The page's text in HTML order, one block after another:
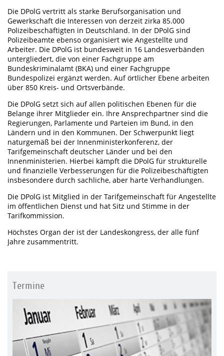
Die DPolG vertritt als starke Berufsorganisation und
Gewerkschaft die Interessen von derzeit zirka 85.000
Polizeibeschäftigten in Deutschland. In der DPolG sind
Polizeibeamte ebenso organisiert wie Angestellte und
Arbeiter. Die DPolG ist bundesweit in 16 Landesverbänden
untergliedert, die von einer Fachgruppe am
Bundeskriminalamt (BKA) und einer Fachgruppe
Bundespolizei ergänzt werden. Auf örtlicher Ebene arbeiten
über 850 Kreis- und Ortsverbände.
Die DPolG setzt sich auf allen politischen Ebenen für die
Belange ihrer Mitglieder ein. Ihre Ansprechpartner sind die
Regierungen, Parlamente und Parteien im Bund, in den
Ländern und in den Kommunen. Der Schwerpunkt liegt
naturgemäß bei der Innenministerkonferenz, der
Tarifgemeinschaft deutscher Länder und bei den
Innenministerien. Hierbei kämpft die DPolG für strukturelle
und finanzielle Verbesserungen für die Polizeibeschäftigten
insbesondere durch sachliche, aber harte Verhandlungen.
Die DPolG ist Mitglied in der Tarifgemeinschaft für Angestellte
im öffentlichen Dienst und hat Sitz und Stimme in der
Tarifkommission.
Höchstes Organ der ist der Landeskongress, der alle fünf
Jahre zusammentritt.
Termine